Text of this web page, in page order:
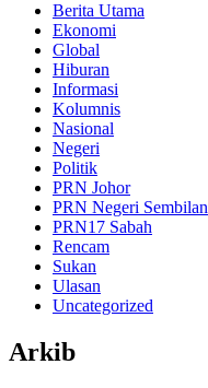
Berita Utama
Ekonomi
Global
Hiburan
Informasi
Kolumnis
Nasional
Negeri
Politik
PRN Johor
PRN Negeri Sembilan
PRN17 Sabah
Rencam
Sukan
Ulasan
Uncategorized
Arkib